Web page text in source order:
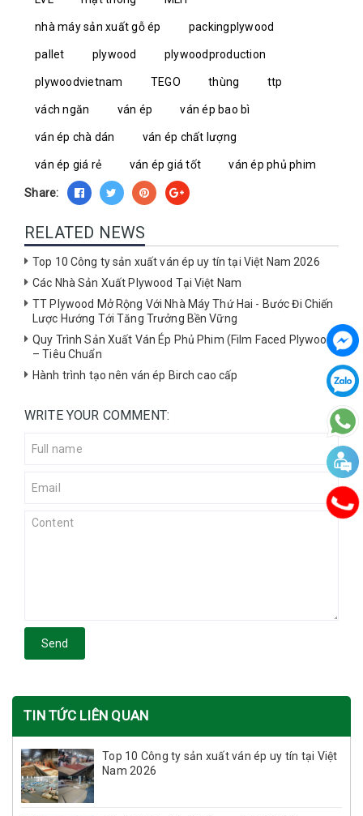
nhà máy sản xuất gỗ ép packingplywood
pallet plywood plywoodproduction
plywoodvietnam TEGO thùng ttp
vách ngăn ván ép ván ép bao bì
ván ép chà dán ván ép chất lượng
ván ép giá rẻ ván ép giá tốt ván ép phủ phim
Share:
RELATED NEWS
Top 10 Công ty sản xuất ván ép uy tín tại Việt Nam 2026
Các Nhà Sản Xuất Plywood Tại Việt Nam
TT Plywood Mở Rộng Với Nhà Máy Thứ Hai - Bước Đi Chiến
Lược Hướng Tới Tăng Trưởng Bền Vững
Quy Trình Sản Xuất Ván Ép Phủ Phim (Film Faced Plywood)
– Tiêu Chuẩn
Hành trình tạo nên ván ép Birch cao cấp
WRITE YOUR COMMENT:
Send
TIN TỨC LIÊN QUAN
Top 10 Công ty sản xuất ván ép uy tín tại Việt
Nam 2026